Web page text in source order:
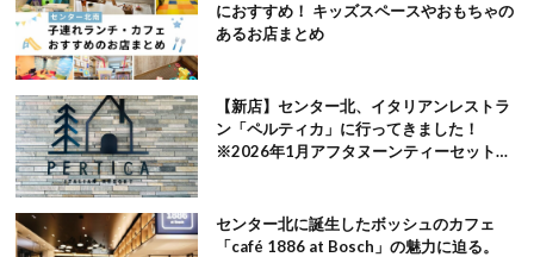
におすすめ！ キッズスペースやおもちゃの
あるお店まとめ
【新店】センター北、イタリアンレストラ
ン「ペルティカ」に行ってきました！
※2026年1月アフタヌーンティーセット追
センター北に誕生したボッシュのカフェ
「café 1886 at Bosch」の魅力に迫る。